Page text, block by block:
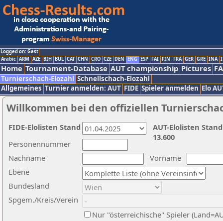
Logged on: Gast
Arabic ARM AZE BIH BUL CAT CHN CRO CZE DEN ENG ESP FAI FIN FRA GER GRE INA
Home Tournament-Database AUT championship Pictures
Turnierschach-Elozahl Schnellschach-Elozahl
Allgemeines Turnier anmelden: AUT FIDE Spieler anmelden Elo
Willkommen bei den offiziellen
Nachname
Vorname
Ebene
Personennummer
Bundesland
Spgem./Kreis/Verein
Nur "österreichische" Spieler
AUT-Elolisten
13.600
FIDE-Elolisten Stand